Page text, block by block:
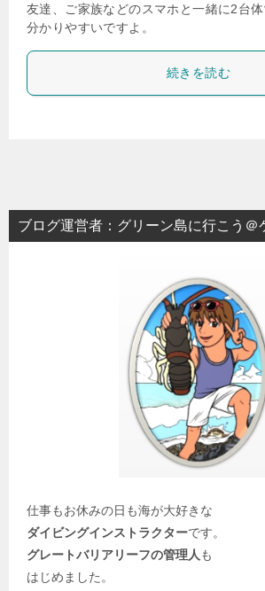
友達、ご家族などのスマホと一緒に2台
分かりやすいですよ。
続きを読む
ブログ運営者：グリーン島に行こう＠
仕事もお休みの日も海が大好きな
ダイビングインストラクターです。
グレートバリアリーフの管理人も
はじめました。